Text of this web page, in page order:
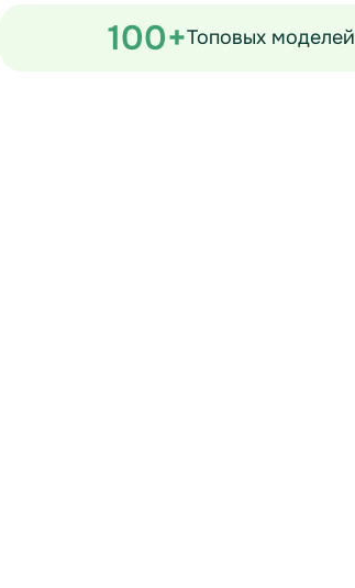
100+Топовых моделей